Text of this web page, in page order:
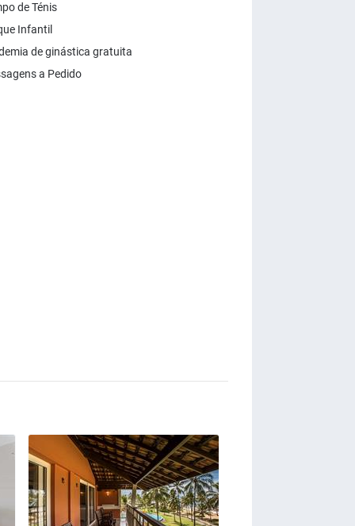
de Ténis
Infantil
de ginástica gratuita
a Pedido